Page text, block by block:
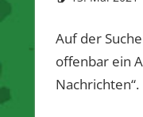
Auf der
offenbar ein
Nachrichten“.